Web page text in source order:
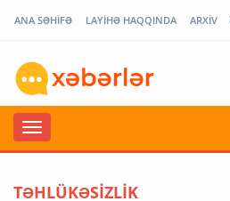
ANA SƏHİFƏ LAYİHƏ HAQQINDA ARXİV
TƏHLÜKƏSİZLİK